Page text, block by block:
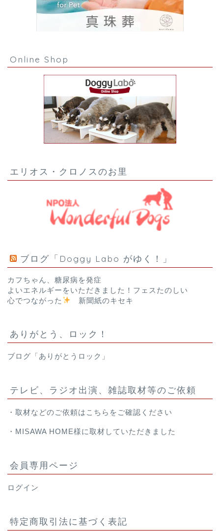
Online Shop
エリオス・クロノスのお里
ブログ「Doggy Labo がゆく！」
カフちゃん、糖尿病を発症
よいエネルギーをいただきました！フェスたのしい
心でつながった
新聞紙のキセキ
ありがとう、ロック！
ブログ「ありがとうロック」
テレビ、ラジオ出演、雑誌取材等のご依頼
・取材などのご依頼は こちら をご確認ください
・ MISAWA HOME様に取材していただきました
会員専用ページ
ログイン
特定商取引法に基づく表記